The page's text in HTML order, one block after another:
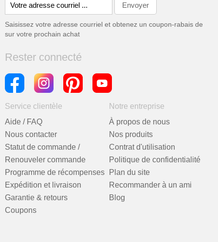
Saisissez votre adresse courriel et obtenez un coupon-rabais de
sur votre prochain achat
Rester connecté
Service clientèle
Aide / FAQ
Nous contacter
Statut de commande /
Renouveler commande
Programme de récompenses
Expédition et livraison
Garantie & retours
Coupons
Notre entreprise
À propos de nous
Nos produits
Contrat d'utilisation
Politique de confidentialité
Plan du site
Recommander à un ami
Blog